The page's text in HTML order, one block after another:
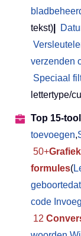
tekst)
verzenden
Speciaal
lettertype/
Top 15-
toevoegen,
50+Grafiek
formules(
code
12